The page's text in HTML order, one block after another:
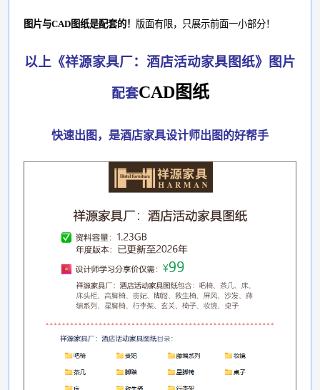
图片与CAD图纸是配套的！ 版面有限，只展示前面一小部分！
以上《祥源家具厂：酒店活动家具图纸》图片
配套CAD图纸
快速出图，是酒店家具设计师出图的好帮手